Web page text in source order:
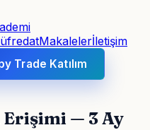
Makalelerİletişim
Trade Katılım
— 3 Ay